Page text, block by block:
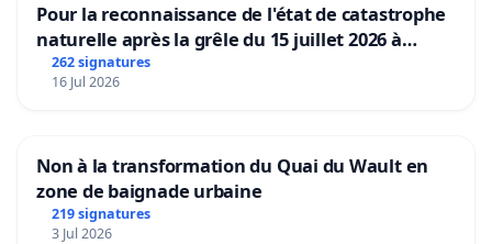
Pour la reconnaissance de l'état de catastrophe
naturelle après la grêle du 15 juillet 2026 à
Aubenas et ses alentours
262 signatures
16 Jul 2026
Non à la transformation du Quai du Wault en
zone de baignade urbaine
219 signatures
3 Jul 2026